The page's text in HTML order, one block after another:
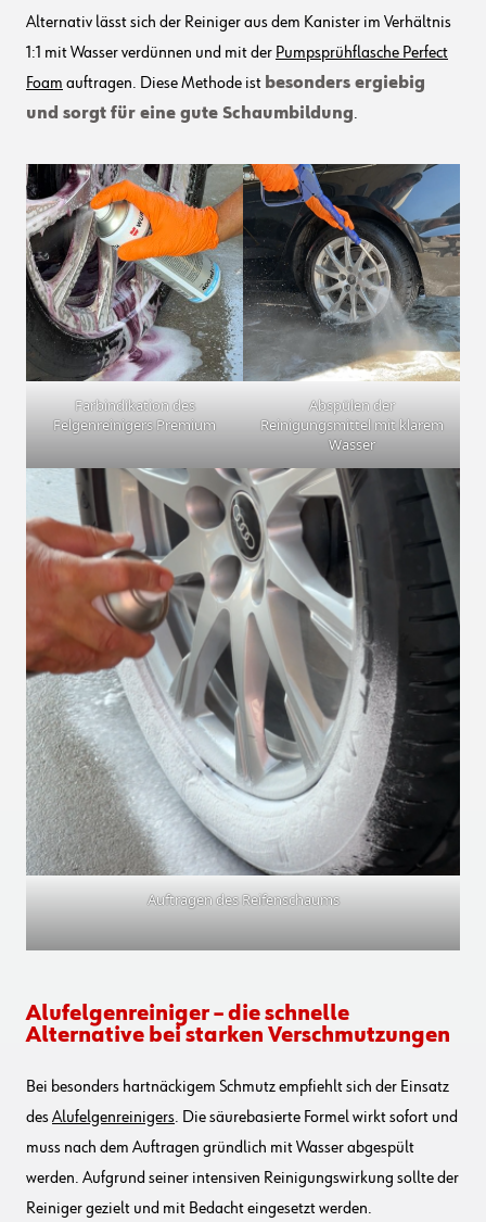
Alternativ lässt sich der Reiniger aus dem Kanister im Verhältnis
1:1 mit Wasser verdünnen und mit der Pumpsprühflasche Perfect
Foam auftragen. Diese Methode ist besonders ergiebig
und sorgt für eine gute Schaumbildung.
Farbindikation des
Felgenreinigers Premium
Abspülen der
Reinigungsmittel mit klarem
Wasser
Auftragen des Reifenschaums
Alufelgenreiniger – die schnelle
Alternative bei starken Verschmutzungen
Bei besonders hartnäckigem Schmutz empfiehlt sich der Einsatz
desAlufelgenreinigers. Die säurebasierte Formel wirkt sofort und
muss nach dem Auftragen gründlich mit Wasser abgespült
werden. Aufgrund seiner intensiven Reinigungswirkung sollte der
Reiniger gezielt und mit Bedacht eingesetzt werden.